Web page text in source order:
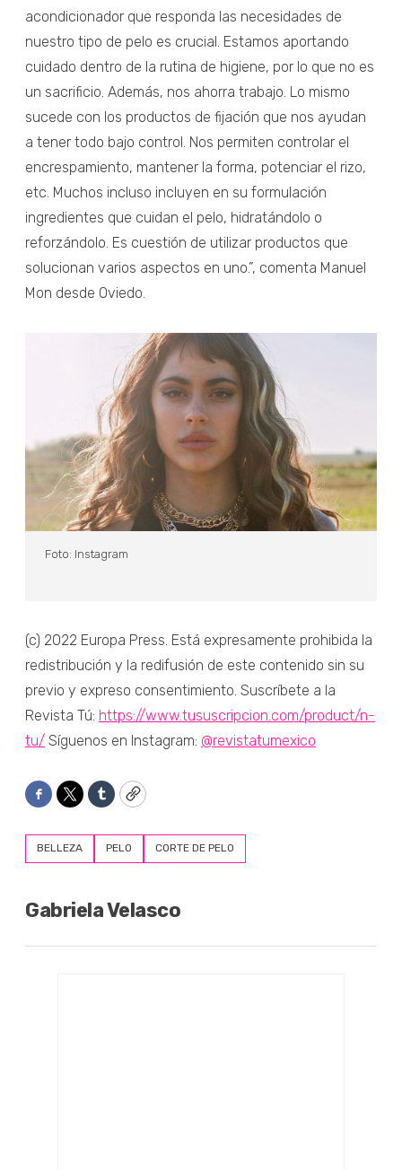
acondicionador que responda las necesidades de
nuestro tipo de pelo es crucial. Estamos aportando
cuidado dentro de la rutina de higiene, por lo que no es
un sacrificio. Además, nos ahorra trabajo. Lo mismo
sucede con los productos de fijación que nos ayudan
a tener todo bajo control. Nos permiten controlar el
encrespamiento, mantener la forma, potenciar el rizo,
etc. Muchos incluso incluyen en su formulación
ingredientes que cuidan el pelo, hidratándolo o
reforzándolo. Es cuestión de utilizar productos que
solucionan varios aspectos en uno.”, comenta Manuel
Mon desde Oviedo.
Foto: Instagram
(c) 2022 Europa Press. Está expresamente prohibida la
redistribución y la redifusión de este contenido sin su
previo y expreso consentimiento. Suscríbete a la
Revista Tú: https://www.tususcripcion.com/product/n-
tu/ Síguenos en Instagram: @revistatumexico
Facebook
TwitterTumblrCopy
BELLEZA PELO CORTE DE PELO
Gabriela Velasco